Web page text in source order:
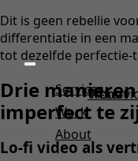
Dit is geen rebellie
differentiatie in een
tot dezelfde perfectie-
Drie
imperfect te
Lo-fi video als
Services
Work
Work
About
About